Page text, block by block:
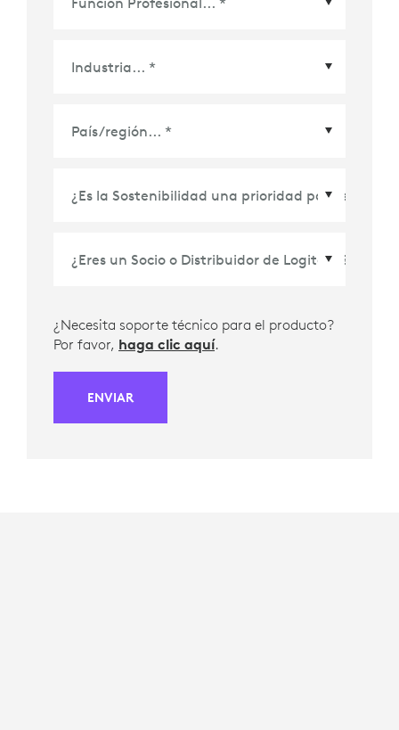
¿Necesita soporte técnico para el producto?
Por favor, haga clic aquí.
ENVIAR